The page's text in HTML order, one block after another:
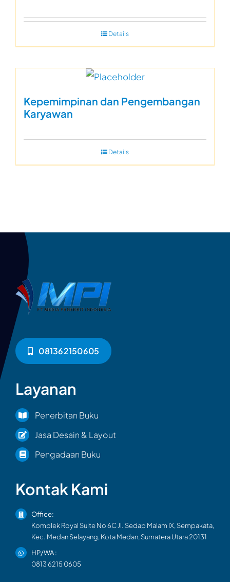
Details
Kepemimpinan dan Pengembangan
Karyawan
Details
081362150605
Layanan
Penerbitan Buku
Jasa Desain & Layout
Pengadaan Buku
Kontak Kami
Office:
Komplek Royal Suite No 6C Jl. Sedap Malam IX, Sempakata,
Kec. Medan Selayang, Kota Medan, Sumatera Utara 20131
HP/WA :
0813 6215 0605